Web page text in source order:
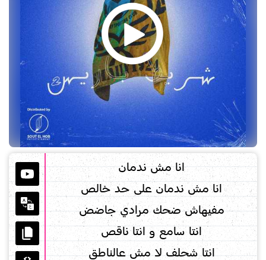
انا مش ندمان
انا مش ندمان على حد خالص
مفيهاش ضحك مرادي جاضض
انتا سامع و انتا ناقص
انتا شحلف لا مش عالناطق